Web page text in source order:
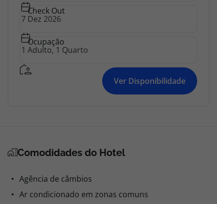
Check Out
Ocupação
Ver Disponibilidade
Comodidades do Hotel
Agência de câmbios
Ar condicionado em zonas comuns